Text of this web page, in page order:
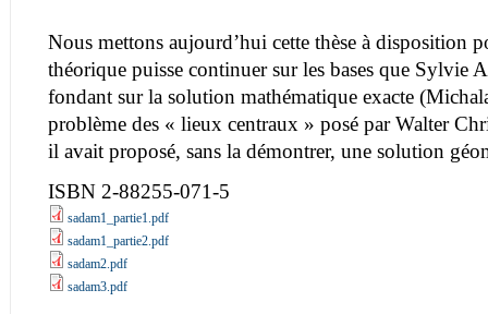
Nous mettons aujourd’hui cette thèse à disposition
théorique puisse continuer sur les bases que Sylvie
fondant sur la solution mathématique exacte
problème des « lieux centraux » posé par Walter
il avait proposé, sans la démontrer, une solution
ISBN 2-88255-071-5
sadam1_partie1.pdf
sadam1_partie2.pdf
sadam2.pdf
sadam3.pdf